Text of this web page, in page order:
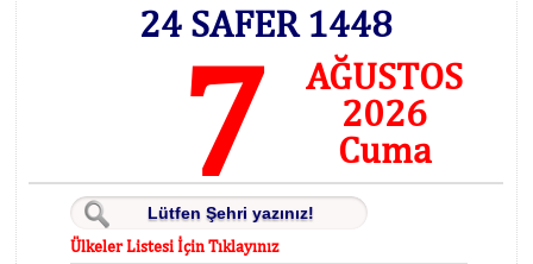
24 SAFER 1448
7
AĞUSTOS
2026
Cuma
Ülkeler Listesi İçin Tıklayınız